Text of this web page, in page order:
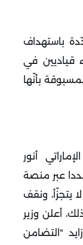
باستهداف
قياديين في
بأنّها
أنور
عبر منصة
يتجزّأ، ونقف
أعلن وزير
"التضامن